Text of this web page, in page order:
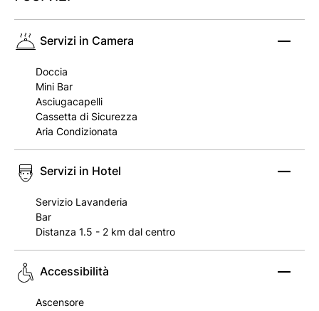
Servizi in Camera
Doccia
Mini Bar
Asciugacapelli
Cassetta di Sicurezza
Aria Condizionata
Servizi in Hotel
Servizio Lavanderia
Bar
Distanza 1.5 - 2 km dal centro
Accessibilità
Ascensore